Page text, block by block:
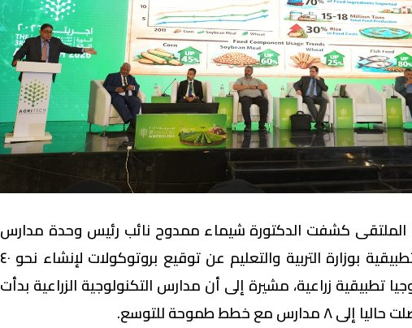
كشفت الدكتورة شيماء ممدوح نائب رئيس وحدة مدارس
التكنولوجيا التطبيقية بوزارة التربية والتعليم عن توقيع بروتوكولات لإنشاء نحو ٤٠
تطبيقية زراعية، مشيرة إلى أن مدارس التكنولوجية الزراعية بدأت
مع خطط طموحة للتوسع.